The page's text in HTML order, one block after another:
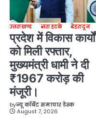
उत्तराखण्ड ज़रा हटके देहरादून
प्रदेश में विकास कार्यों
को मिली रफ्तार,
मुख्यमंत्री धामी ने दी
₹1967 करोड़ की
मंजूरी।
byन्यू कॉर्बेट समाचार डेस्क
August 7, 2026